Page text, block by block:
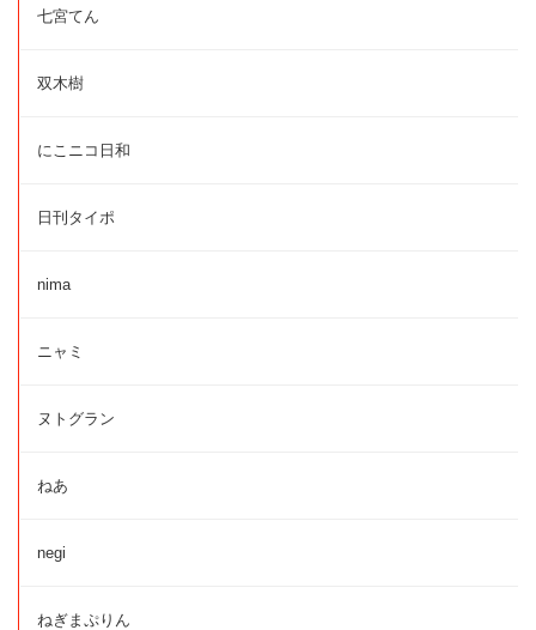
七宮てん
双木樹
にこニコ日和
日刊タイポ
nima
ニャミ
ヌトグラン
ねあ
negi
ねぎまぷりん